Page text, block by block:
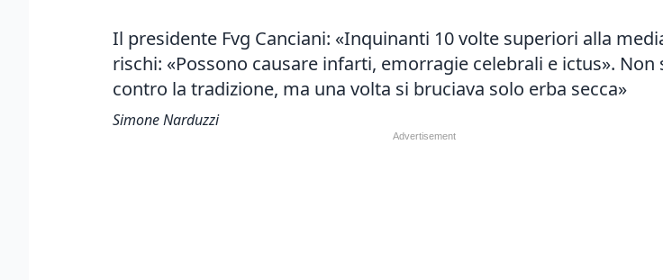
Il presidente Fvg Canciani: «Inquinanti 10 volte superiori alla
rischi: «Possono causare infarti, emorragie celebrali e ictus». Non
contro la tradizione, ma una volta si bruciava solo erba secca»
Simone Narduzzi